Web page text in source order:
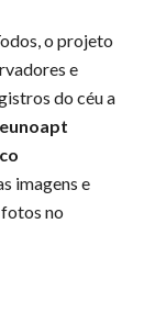
o projeto
e
do céu a
imagens e
no